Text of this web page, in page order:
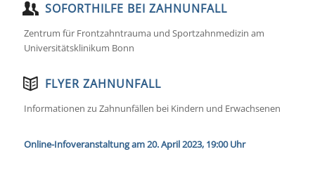
SOFORTHILFE BEI ZAHNUNFALL
Zentrum für Frontzahntrauma und Sportzahnmedizin am
Universitätsklinikum Bonn
FLYER ZAHNUNFALL
Informationen zu Zahnunfällen bei Kindern und Erwachsenen
Online-Infoveranstaltung am 20. April 2023, 19:00 Uhr